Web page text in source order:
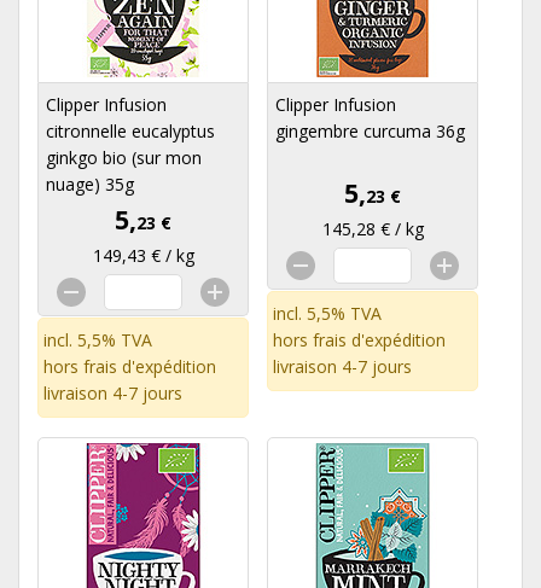
Clipper Infusion
citronnelle eucalyptus
ginkgo bio (sur mon
nuage) 35g
5,23 €
149,43 € / kg
incl. 5,5% TVA
hors frais d'expédition
livraison 4-7 jours
Clipper Infusion
gingembre curcuma 36g
5,23 €
145,28 € / kg
incl. 5,5% TVA
hors frais d'expédition
livraison 4-7 jours